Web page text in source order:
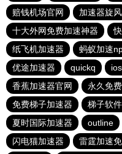
赔钱机场官网
加速器旋风
十大外网免费加速神器
纸飞机加速器
蚂蚁加速
优途加速器
quickq
香蕉加速器官网
永久免
免费梯子加速器
梯子软
夏时国际加速器
outline
闪电猫加速器
雷霆加速